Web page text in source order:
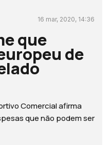
16 mar, 2020, 14:36
que
de
Comercial afirma
que não podem ser